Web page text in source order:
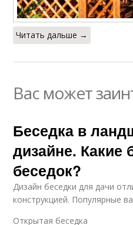
Читать дальше →
Вас может
Беседка в
дизайне.
беседок?
Дизайн беседки для дачи
конструкцией. Популярные
Открытая беседка